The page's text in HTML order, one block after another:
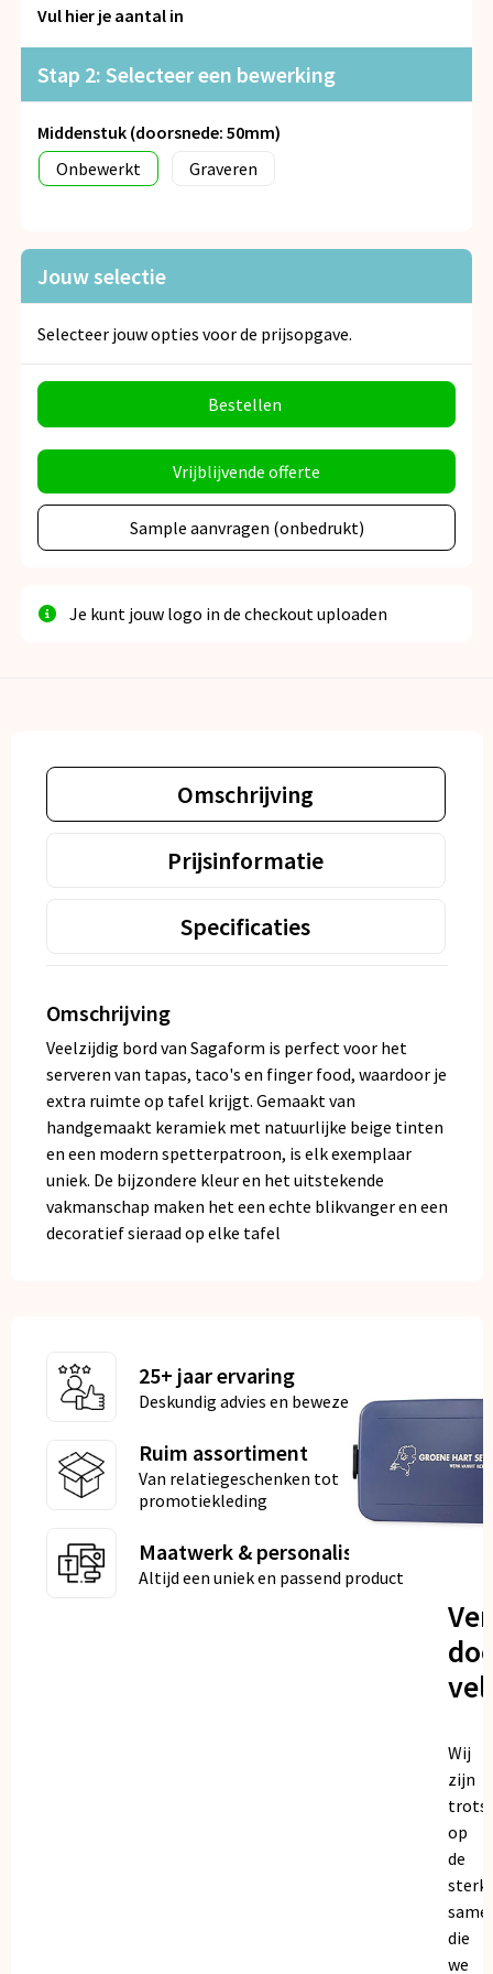
Snoepgoed
Spellen voor binnen en buiten
Veiligheid, Auto en Fiets
Vrije tijd en Strand
Vul hier je aantal in
Stap 2: Selecteer een bewerking
Middenstuk (doorsnede: 50mm)
Onbewerkt
Graveren
Jouw selectie
Selecteer jouw opties voor de prijsopgave.
Bestellen
Vrijblijvende offerte
Sample aanvragen (onbedrukt)
Je kunt jouw logo in de checkout uploaden
Omschrijving
Prijsinformatie
Specificaties
Omschrijving
Veelzijdig bord van Sagaform is perfect voor het
serveren van tapas, taco's en finger food, waardoor je
extra ruimte op tafel krijgt. Gemaakt van
handgemaakt keramiek met natuurlijke beige tinten
en een modern spetterpatroon, is elk exemplaar
uniek. De bijzondere kleur en het uitstekende
vakmanschap maken het een echte blikvanger en een
decoratief sieraad op elke tafel
25+ jaar ervaring
Deskundig advies en bewezen kwaliteit
Ruim assortiment
Van relatiegeschenken tot
promotiekleding
Maatwerk & personalisatie
Altijd een uniek en passend product
Wij
zijn
trots
op
de
die
we